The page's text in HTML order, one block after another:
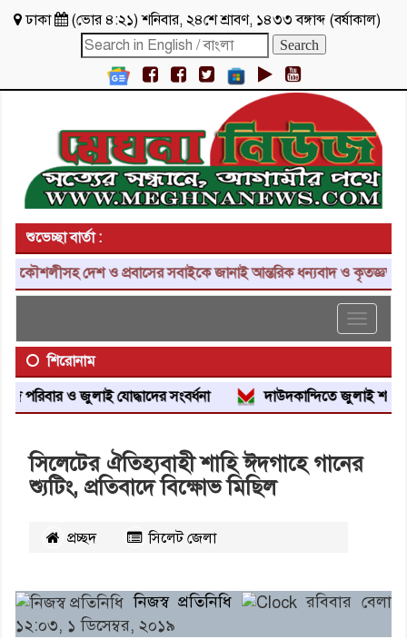
ঢাকা (ভোর ৪:২১)শনিবার, ২৪শে শ্রাবণ, ১৪৩৩ বঙ্গাব্দ (বর্ষাকাল)
শুভেচ্ছা বার্তা :
দেশ ও প্রবাসের সবাইকে জানাই আন্তরিক ধন্যবাদ ও কৃতজ্ঞতা।
Toggle
শিরোনাম
ও জুলাই যোদ্ধাদের সংবর্ধনা
দাউদকান্দিতে জুলাই শহীদ
সিলেটের ঐতিহ্যবাহী শাহি ঈদগাহে গানের
শ্যুটিং, প্রতিবাদে বিক্ষোভ মিছিল
প্রচ্ছদ সিলেট জেলা
নিজস্ব প্রতিনিধি
রবিবার বেলা
১২:০৩, ১ ডিসেম্বর, ২০১৯